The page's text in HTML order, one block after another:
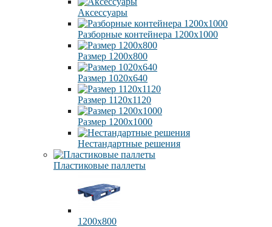
Аксессуары
Разборные контейнера 1200х1000
Размер 1200х800
Размер 1020х640
Размер 1120х1120
Размер 1200х1000
Нестандартные решения
Пластиковые паллеты
1200х800